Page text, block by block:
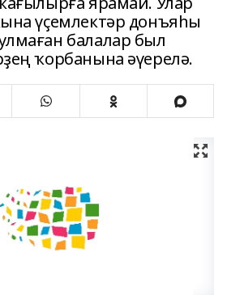
үҫемлектәр донъяһы
балалар был
ҡорбанына әүерелә.